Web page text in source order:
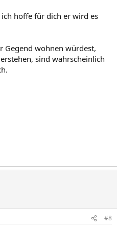
hoffe für dich er wird es
Gegend wohnen würdest,
sind wahrscheinlich
#8